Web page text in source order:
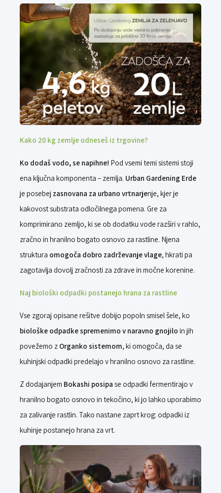
Kako 20 kg zemlje odneseš iz trgovine?
Ko dodaš vodo, se napihne! Pod vsemi temi sistemi stoji
ena ključna komponenta – zemlja. Urban Gardening Erde
je posebej zasnovana za urbano vrtnarjenje, kjer je
kakovost substrata odločilnega pomena. Gre za
komprimirano zemljo, ki se ob dodatku vode razširi v rahlo,
zračno in hranilno bogato osnovo za rastline. Njena
struktura omogoča dobro zadrževanje vlage, hkrati pa
zagotavlja dovolj zračnosti za zdrave in močne korenine.
Naj biološki odpadki postanejo hrana za rastline
Vse zgoraj opisane rešitve dobijo popoln smisel šele, ko
biološke odpadke spremenimo v naravno gnojilo in jih
povežemo z Organko sistemom, ki omogoča, da se
kuhinjski odpadki predelajo v hranilno osnovo za rastline.
Z dodajanjem Bokashi posipa se odpadki fermentirajo v
hranilno bogato osnovo in tekočino, ki jo lahko uporabimo
za zalivanje rastlin. Tako nastane zaprt krog: odpadki iz
kuhinje postanejo hrana za vrt.